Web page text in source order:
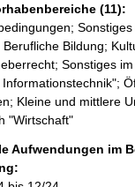
(11):
Bildung;
Sonstiges im
Kleine und mittlere
"Wirtschaft"
Aufwendungen im